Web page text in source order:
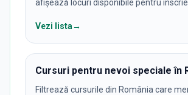
afișează locuri disponibile pentru
Vezi lista→
Cursuri pentru nevoi speciale în
Filtrează cursurile din România care